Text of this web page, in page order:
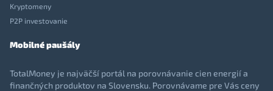
Kryptomeny
P2P investovanie
Mobilné paušály
TotalMoney je najväčší portál na porovnávanie cien energií a
finančných produktov na Slovensku. Porovnávame pre Vás ceny